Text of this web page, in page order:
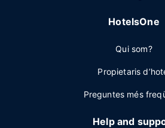
HotelsOne
Qui som?
Propietaris
Preguntes més
Help and